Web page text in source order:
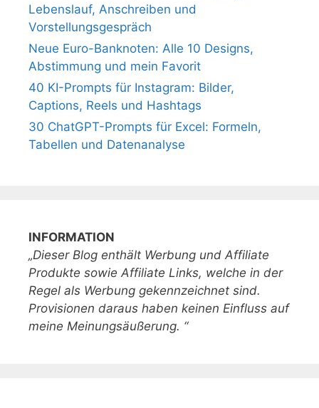
Lebenslauf, Anschreiben und
Vorstellungsgespräch
Neue Euro-Banknoten: Alle 10 Designs,
Abstimmung und mein Favorit
40 KI-Prompts für Instagram: Bilder,
Captions, Reels und Hashtags
30 ChatGPT-Prompts für Excel: Formeln,
Tabellen und Datenanalyse
INFORMATION
„Dieser Blog enthält Werbung und Affiliate
Produkte sowie Affiliate Links, welche in der
Regel als Werbung gekennzeichnet sind.
Provisionen daraus haben keinen Einfluss auf
meine Meinungsäußerung. “